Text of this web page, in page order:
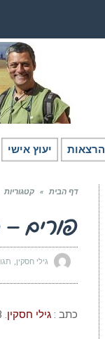
הרצאות יעוץ אישי
דף הבית » קטגוריות
פורים –
גילי חסקין
כתב : גילי חסקין. ‏13 מארס 2017